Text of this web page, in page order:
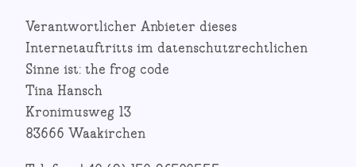
Verantwortlicher Anbieter dieses
Internetauftritts im datenschutzrechtlichen
Sinne ist: the frog code
Tina Hansch
Kronimusweg 13
83666 Waakirchen